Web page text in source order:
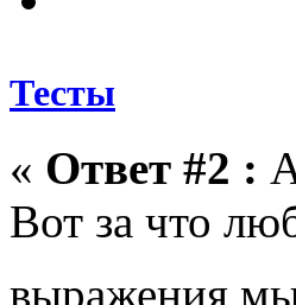
Тесты
« Ответ #2 :
Вот за что
выражения